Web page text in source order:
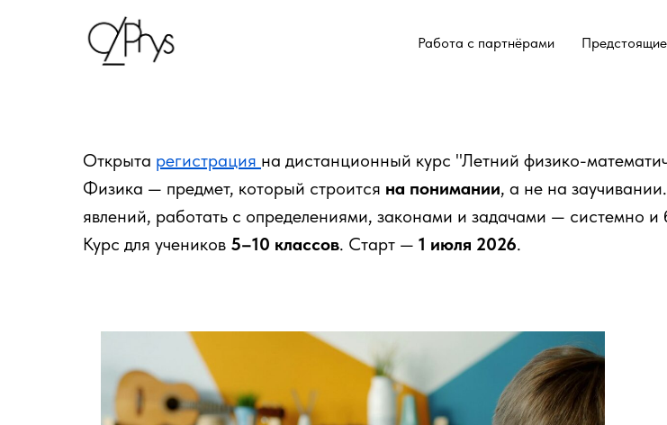
Работа с партнёрами
Открыта регистрация на дистанционный курс "Летний физико-
Физика — предмет, который строится на понимании, а не на
явлений, работать с определениями, законами и задачами — системно и
Курс для учеников 5–10 классов. Старт — 1 июля 2026.